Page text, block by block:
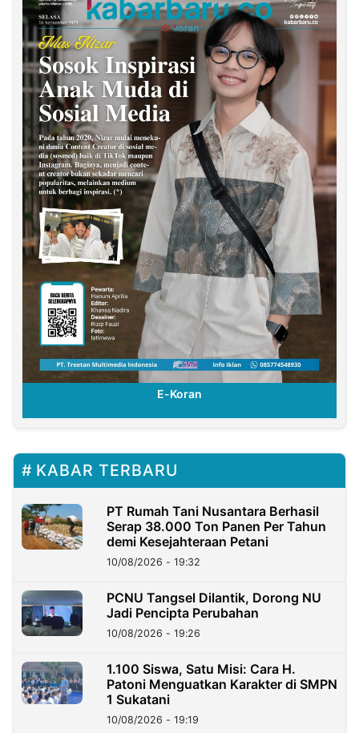
E-Koran
KABAR TERBARU
PT Rumah Tani Nusantara Berhasil
Serap 38.000 Ton Panen Per Tahun
demi Kesejahteraan Petani
10/08/2026 - 19:32
PCNU Tangsel Dilantik, Dorong NU
Jadi Pencipta Perubahan
10/08/2026 - 19:26
1.100 Siswa, Satu Misi: Cara H.
Patoni Menguatkan Karakter di SMPN
1 Sukatani
10/08/2026 - 19:19